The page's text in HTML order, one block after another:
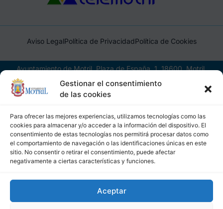
Gestionar el consentimiento
de las cookies
Para ofrecer las mejores experiencias, utilizamos tecnologías como las
cookies para almacenar y/o acceder a la información del dispositivo. El
consentimiento de estas tecnologías nos permitirá procesar datos como
el comportamiento de navegación o las identificaciones únicas en este
sitio. No consentir o retirar el consentimiento, puede afectar
negativamente a ciertas características y funciones.
Aceptar
Aviso LegalPolítica de PrivacidadPolítica de Cookies
Ayuntamiento de Motril, Plaza de España, 1, 18600, Motril,
(Granada), CIF: P1814200J, DIR3: L01181400